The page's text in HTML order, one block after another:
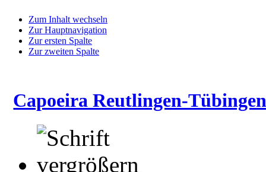
Zum Inhalt wechseln
Zur Hauptnavigation
Zur ersten Spalte
Zur zweiten Spalte
Capoeira Reutlingen-